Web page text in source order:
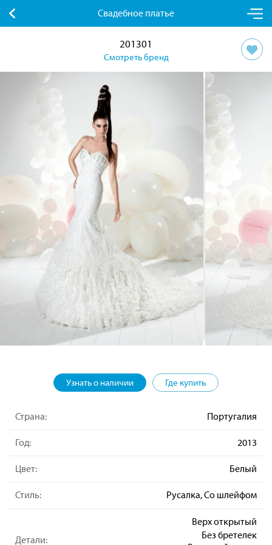
Свадебное платье
201301
Смотреть бренд
Узнать о наличии Где купить
Страна: Португалия
Год: 2013
Цвет: Белый
Стиль: Русалка, Со шлейфом
Детали:
Верх открытый
Без бретелек